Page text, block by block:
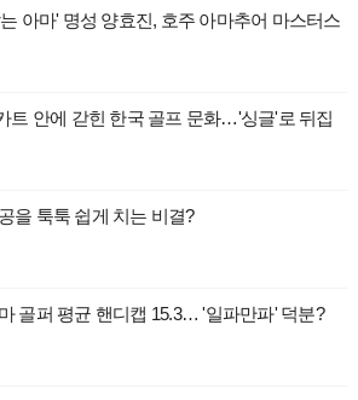
아마' 명성 양효진, 호주 아마추어 마스터스
트 안에 갇힌 한국 골프 문화…'싱글'로 뒤집
을 툭툭 쉽게 치는 비결?
골퍼 평균 핸디캡 15.3… '일파만파' 덕분?